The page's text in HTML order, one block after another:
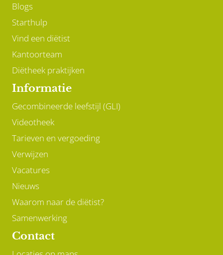
Blogs
Starthulp
Vind een diëtist
Kantoorteam
Diëtheek praktijken
Informatie
Gecombineerde leefstijl (GLI)
Videotheek
Tarieven en vergoeding
Verwijzen
Vacatures
Nieuws
Waarom naar de diëtist?
Samenwerking
Contact